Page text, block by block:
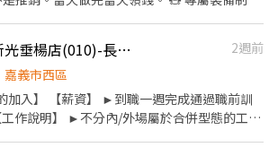
三天，且需能獨自上工、自行載運裝備。只想
班制 沒有固定班表，也
自己挑（每週三天以上）。臨時有事提前說一
・週一：大林 ・
美夜市 ・週三：彌陀、同仁夜市 ・週四：彩虹
[日商 丸亀製麵]新光垂楊店(010)-長期兼職夥伴｜工讀生｜實習｜彈性排班｜
2週前
嘉義市西區
完成通過職前訓